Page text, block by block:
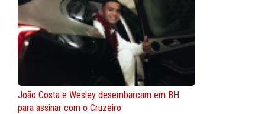
João Costa e Wesley desembarcam em BH
para assinar com o Cruzeiro